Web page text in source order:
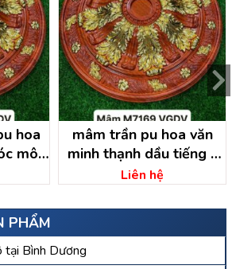
PHẨM
tại Bình Dương
hoa
môn
mâm trần pu hoa văn
minh thạnh dầu tiếng –
bình dương
Liên hệ